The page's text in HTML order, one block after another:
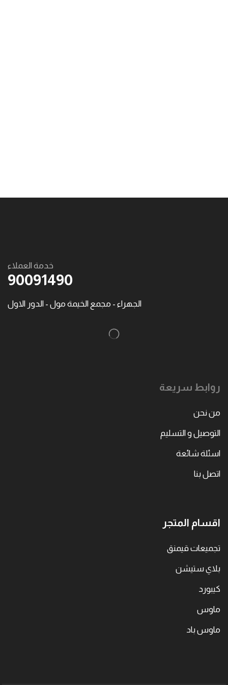
خدمة العملاء
90091490
الجهراء - مجمع الخيمة مول - الدور الاول
روابط سريعة
من نحن
التوصيل و التسليم
اسئلة شائعة
اتصل بنا
اقسام المتجر
تجميعات قيمنق
بلاي ستيشن
كيبورد
ماوس
ماوس باد